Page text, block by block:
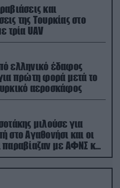
και
της Τουρκίας στο
τρία UAV
ελληνικό έδαφος
πρώτη φορά μετά το
αεροσκάφος
μιλούσε για
στο Αγαθονήσι και οι
παραβίαζαν με ΑΦΝΣ και